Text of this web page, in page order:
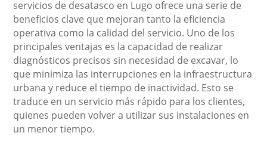
servicios de desatasco en Lugo ofrece una serie de
beneficios clave que mejoran tanto la eficiencia
operativa como la calidad del servicio. Uno de los
principales ventajas es la capacidad de realizar
diagnósticos precisos sin necesidad de excavar, lo
que minimiza las interrupciones en la infraestructura
urbana y reduce el tiempo de inactividad. Esto se
traduce en un servicio más rápido para los clientes,
quienes pueden volver a utilizar sus instalaciones en
un menor tiempo.